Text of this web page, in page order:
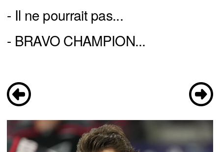
- Il ne pourrait pas...
- BRAVO CHAMPION...